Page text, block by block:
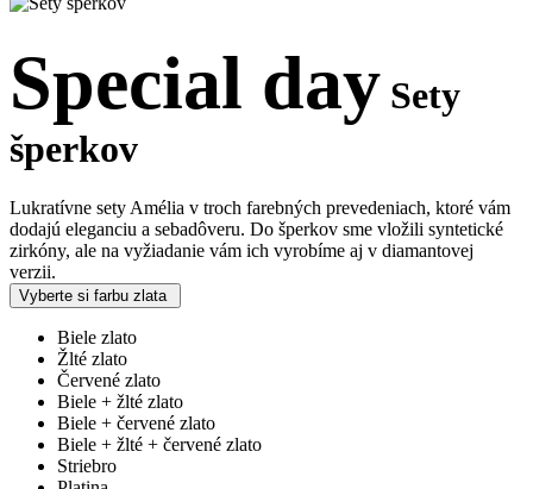
Special day Sety
šperkov
Lukratívne sety Amélia v troch farebných prevedeniach, ktoré vám
dodajú eleganciu a sebadôveru. Do šperkov sme vložili syntetické
zirkóny, ale na vyžiadanie vám ich vyrobíme aj v diamantovej
verzii.
Vyberte si farbu zlata
Biele zlato
Žlté zlato
Červené zlato
Biele + žlté zlato
Biele + červené zlato
Biele + žlté + červené zlato
Striebro